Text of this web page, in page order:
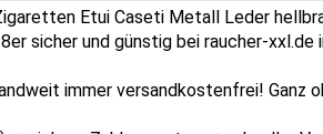
Etui Caseti Metall Leder
sicher und günstig bei raucher-xxl.de
immer versandkostenfrei! Ganz